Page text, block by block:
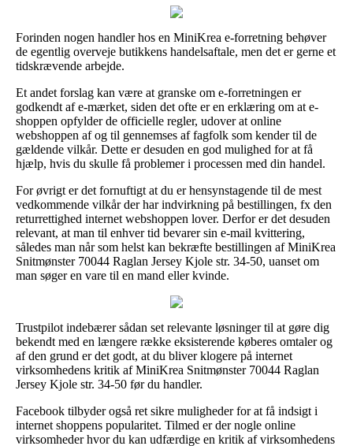
Forinden nogen handler hos en MiniKrea e-forretning behøver
de egentlig overveje butikkens handelsaftale, men det er gerne et
tidskrævende arbejde.
Et andet forslag kan være at granske om e-forretningen er
godkendt af e-mærket, siden det ofte er en erklæring om at e-
shoppen opfylder de officielle regler, udover at online
webshoppen af og til gennemses af fagfolk som kender til de
gældende vilkår. Dette er desuden en god mulighed for at få
hjælp, hvis du skulle få problemer i processen med din handel.
For øvrigt er det fornuftigt at du er hensynstagende til de mest
vedkommende vilkår der har indvirkning på bestillingen, fx den
returrettighed internet webshoppen lover. Derfor er det desuden
relevant, at man til enhver tid bevarer sin e-mail kvittering,
således man når som helst kan bekræfte bestillingen af MiniKrea
Snitmønster 70044 Raglan Jersey Kjole str. 34-50, uanset om
man søger en vare til en mand eller kvinde.
Trustpilot indebærer sådan set relevante løsninger til at gøre dig
bekendt med en længere række eksisterende køberes omtaler og
af den grund er det godt, at du bliver klogere på internet
virksomhedens kritik af MiniKrea Snitmønster 70044 Raglan
Jersey Kjole str. 34-50 før du handler.
Facebook tilbyder også ret sikre muligheder for at få indsigt i
internet shoppens popularitet. Tilmed er der nogle online
virksomheder hvor du kan udfærdige en kritik af virksomhedens